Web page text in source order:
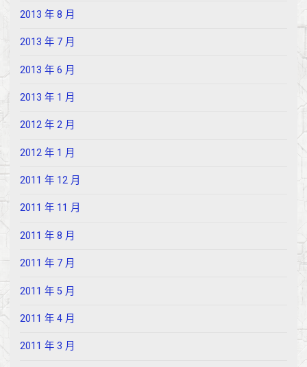
2013 年 8 月
2013 年 7 月
2013 年 6 月
2013 年 1 月
2012 年 2 月
2012 年 1 月
2011 年 12 月
2011 年 11 月
2011 年 8 月
2011 年 7 月
2011 年 5 月
2011 年 4 月
2011 年 3 月